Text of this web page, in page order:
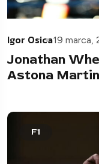
Igor Osica19 marca,
Jonathan
Astona
F1